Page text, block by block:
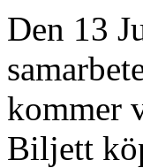
Den 13
kommer
Biljett